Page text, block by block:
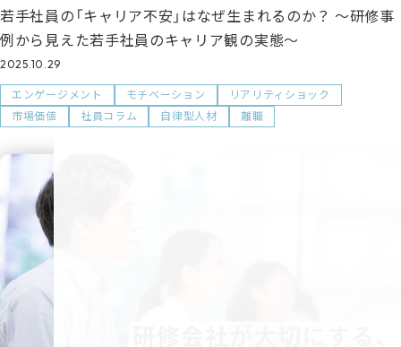
若手社員の「キャリア不安」はなぜ生まれるのか？ ～研修事
例から見えた若手社員のキャリア観の実態～
2025.10.29
エンゲージメント モチベーション
リアリティショック
市場価値
社員コラム 自律型人材 離職